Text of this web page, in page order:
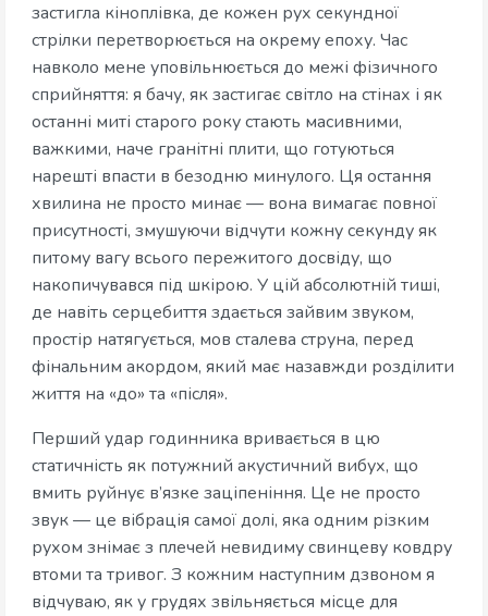
застигла кіноплівка, де кожен рух секундної
стрілки перетворюється на окрему епоху. Час
навколо мене уповільнюється до межі фізичного
сприйняття: я бачу, як застигає світло на стінах і як
останні миті старого року стають масивними,
важкими, наче гранітні плити, що готуються
нарешті впасти в безодню минулого. Ця остання
хвилина не просто минає — вона вимагає повної
присутності, змушуючи відчути кожну секунду як
питому вагу всього пережитого досвіду, що
накопичувався під шкірою. У цій абсолютній тиші,
де навіть серцебиття здається зайвим звуком,
простір натягується, мов сталева струна, перед
фінальним акордом, який має назавжди розділити
життя на «до» та «після».
Перший удар годинника вривається в цю
статичність як потужний акустичний вибух, що
вмить руйнує в’язке заціпеніння. Це не просто
звук — це вібрація самої долі, яка одним різким
рухом знімає з плечей невидиму свинцеву ковдру
втоми та тривог. З кожним наступним дзвоном я
відчуваю, як у грудях звільняється місце для